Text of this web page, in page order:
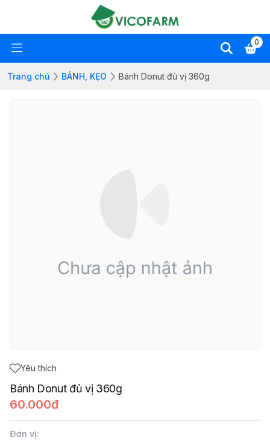
0
Trang chủ BÁNH, KẸO Bánh Donut đủ vị 360g
Yêu thích
Bánh Donut đủ vị 360g
60.000đ
Đơn vị: